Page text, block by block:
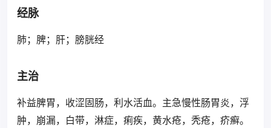
经脉
肺；脾；肝；膀胱经
主治
补益脾胃，收涩固肠，利水活血。主急慢性肠胃炎，浮
肿，崩漏，白带，淋症，痢疾，黄水疮，秃疮，疥癣。